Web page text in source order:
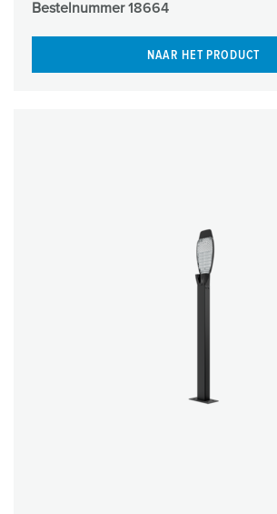
Bestelnummer18664
NAAR HET PRODUCT